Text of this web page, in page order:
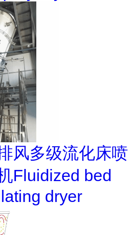
风多级流化床喷
Fluidized bed
dryer